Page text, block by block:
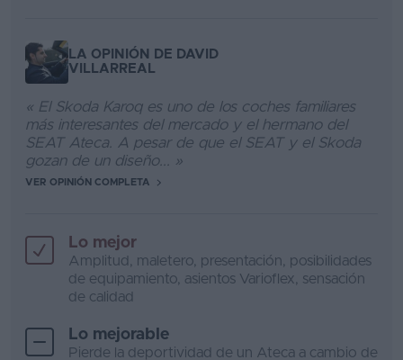
LA OPINIÓN DE DAVID
VILLARREAL
« El Skoda Karoq es uno de los coches familiares
más interesantes del mercado y el hermano del
SEAT Ateca. A pesar de que el SEAT y el Skoda
gozan de un diseño... »
VER OPINIÓN COMPLETA
Lo mejor
Amplitud, maletero, presentación, posibilidades
de equipamiento, asientos Varioflex, sensación
de calidad
Lo mejorable
Pierde la deportividad de un Ateca a cambio de